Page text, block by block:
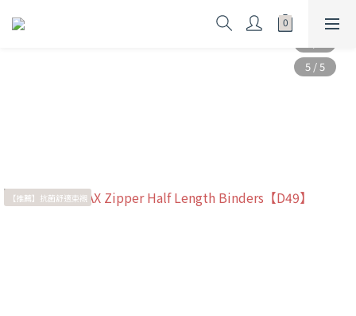
【推薦】抗菌舒適束襯